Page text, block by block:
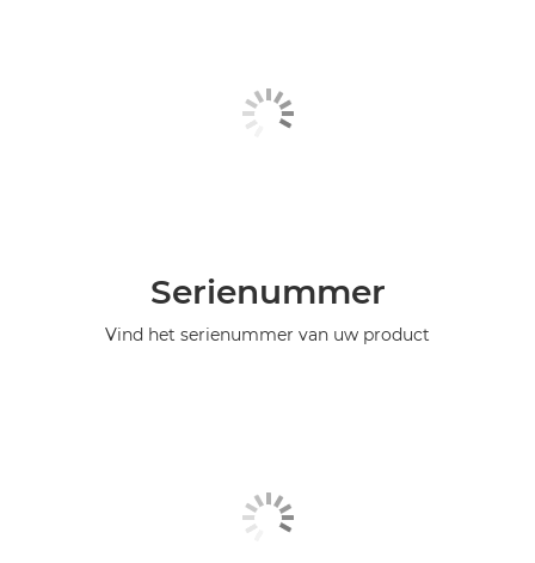
Serienummer
Vind het serienummer van uw product